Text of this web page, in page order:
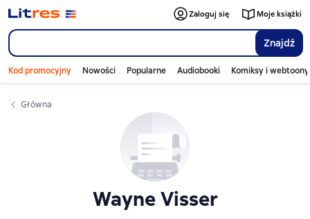
Znajdź
Zaloguj się Moje książki
Kod promocyjny Nowości Popularne Audiobooki Komiksy i webtoony
Główna
Wayne Visser
Слайдер с книгами